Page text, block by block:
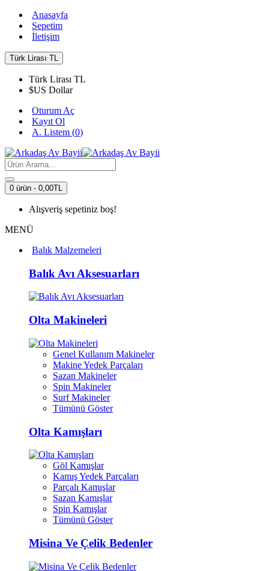
Anasayfa
Sepetim
İletişim
Türk Lirası TL
Türk Lirası TL
$US Dollar
Oturum Aç
Kayıt Ol
A. Listem (0)
0 ürün - 0,00TL
Alışveriş sepetiniz boş!
MENÜ
Balık Malzemeleri
Balık Avı Aksesuarları
Olta Makineleri
Genel Kullanım Makineler
Makine Yedek Parçaları
Sazan Makineler
Spin Makineler
Surf Makineler
Tümünü Göster
Olta Kamışları
Göl Kamışlar
Kamış Yedek Parçaları
Parçalı Kamışlar
Sazan Kamışlar
Spin Kamışlar
Tümünü Göster
Misina Ve Çelik Bedenler